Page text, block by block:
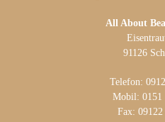
All About
91126
Telefon:
Mobil: 0151
Fax: 09122